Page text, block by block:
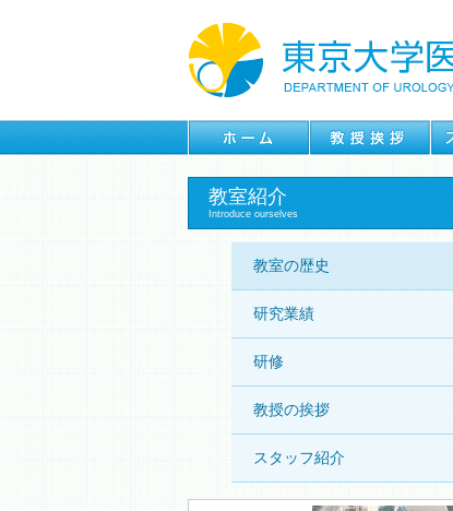
教室紹介
Introduce ourselves
教室の歴史
研究業績
研修
教授の挨拶
スタッフ紹介